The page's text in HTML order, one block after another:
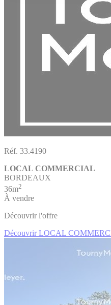
Réf. 33.4190
LOCAL COMMERCIAL
BORDEAUX
36m2
À vendre
Découvrir l'offre
Découvrir LOCAL